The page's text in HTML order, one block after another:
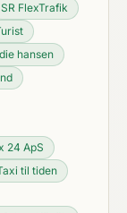
SR FlexTrafik
hansen
24 ApS
til tiden